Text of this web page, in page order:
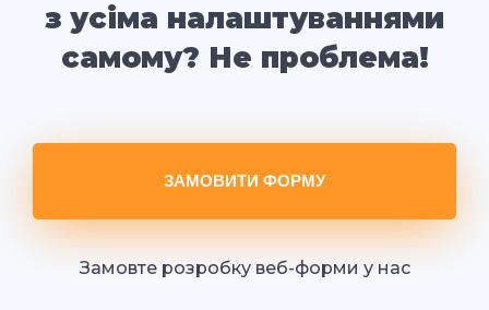
з усіма налаштуваннями
самому? Не проблема!
ЗАМОВИТИ ФОРМУ
Замовте розробку веб-форми у нас